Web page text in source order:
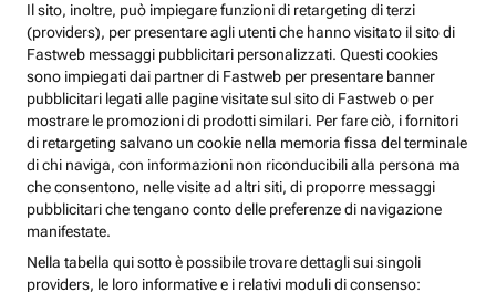
Il sito, inoltre, può impiegare funzioni di retargeting di terzi
(providers), per presentare agli utenti che hanno visitato il sito di
Fastweb messaggi pubblicitari personalizzati. Questi cookies
sono impiegati dai partner di Fastweb per presentare banner
pubblicitari legati alle pagine visitate sul sito di Fastweb o per
mostrare le promozioni di prodotti similari. Per fare ciò, i fornitori
di retargeting salvano un cookie nella memoria fissa del terminale
di chi naviga, con informazioni non riconducibili alla persona ma
che consentono, nelle visite ad altri siti, di proporre messaggi
pubblicitari che tengano conto delle preferenze di navigazione
manifestate.
Nella tabella qui sotto è possibile trovare dettagli sui singoli
providers, le loro informative e i relativi moduli di consenso: